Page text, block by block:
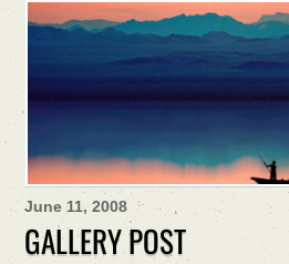
June 11, 2008
GALLERY POST